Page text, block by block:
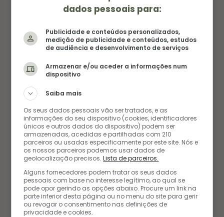
ANIVERSÁRIOS
RECEITA DE BOLO DE CENOURA COM
BRIGADEIRO
21/01/2022
dados pessoais para:
Publicidade e conteúdos personalizados,
medição de publicidade e conteúdos, estudos
de audiência e desenvolvimento de serviços
Armazenar e/ou aceder a informações num
dispositivo
Saiba mais
Os seus dados pessoais vão ser tratados, e as
informações do seu dispositivo (cookies, identificadores
únicos e outros dados do dispositivo) podem ser
armazenadas, acedidas e partilhadas com 210
parceiros ou usadas especificamente por este site. Nós e
os nossos parceiros podemos usar dados de
geolocalização precisos.Lista de parceiros.
Alguns fornecedores podem tratar os seus dados
pessoais com base no interesse legítimo, ao qual se
pode opor gerindo as opções abaixo. Procure um link na
parte inferior desta página ou no menu do site para gerir
ou revogar o consentimento nas definições de
privacidade e cookies.